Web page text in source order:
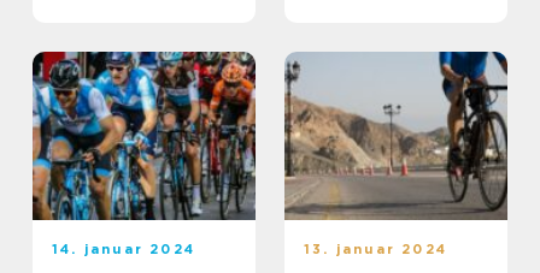
14. januar 2024 13. januar 2024